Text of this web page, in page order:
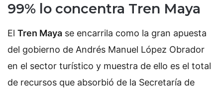
99% lo concentra Tren Maya
El Tren Maya se encarrila como la gran apuesta
del gobierno de Andrés Manuel López Obrador
en el sector turístico y muestra de ello es el total
de recursos que absorbió de la Secretaría de